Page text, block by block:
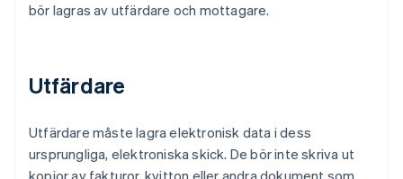
bör lagras av utfärdare och mottagare.
Utfärdare
Utfärdare måste lagra elektronisk data i dess
ursprungliga, elektroniska skick. De bör inte skriva ut